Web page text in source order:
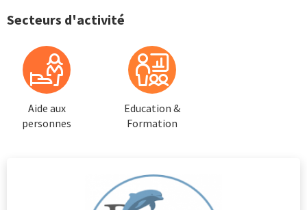
Secteurs d'activité
Aide aux
personnes
Education &
Formation